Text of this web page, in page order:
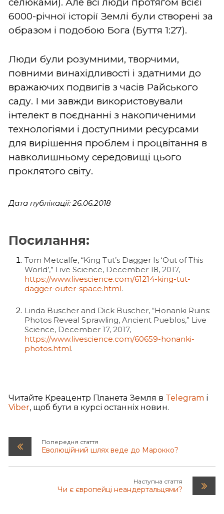
6000-річної історії Землі були створені за
образом і подобою Бога (Буття 1:27).
Люди були розумними, творчими,
повними винахідливості і здатними до
вражаючих подвигів з часів Райського
саду. І ми завжди використовували
інтелект в поєднанні з накопиченими
технологіями і доступними ресурсами
для вирішення проблем і процвітання в
навколишньому середовищі цього
проклятого світу.
Дата публікації: 26.06.2018
Посилання:
Tom Metcalfe, “King Tut’s Dagger Is ‘Out of This
World’,” Live Science, December 18, 2017,
https://www.livescience.com/61214-king-tut-
dagger-outer-space.html.
Linda Buscher and Dick Buscher, “Honanki Ruins:
Photos Reveal Sprawling, Ancient Pueblos,” Live
Science, December 17, 2017,
https://www.livescience.com/60659-honanki-
photos.html.
Читайте Креацентр Планета Земля в Telegram і
Viber, щоб бути в курсі останніх новин.
Попередня стаття
Еволюційний шлях веде до Марокко?
Наступна стаття
Чи є європейці неандертальцями?